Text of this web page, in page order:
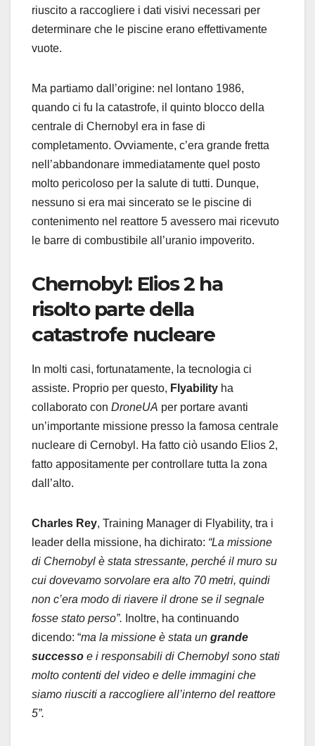
riuscito a raccogliere i dati visivi necessari per
determinare che le piscine erano effettivamente
vuote.
Ma partiamo dall’origine: nel lontano 1986,
quando ci fu la catastrofe, il quinto blocco della
centrale di Chernobyl era in fase di
completamento. Ovviamente, c’era grande fretta
nell’abbandonare immediatamente quel posto
molto pericoloso per la salute di tutti. Dunque,
nessuno si era mai sincerato se le piscine di
contenimento nel reattore 5 avessero mai ricevuto
le barre di combustibile all’uranio impoverito.
Chernobyl: Elios 2 ha
risolto parte della
catastrofe nucleare
In molti casi, fortunatamente, la tecnologia ci
assiste. Proprio per questo, Flyability ha
collaborato con DroneUA per portare avanti
un’importante missione presso la famosa centrale
nucleare di Cernobyl. Ha fatto ciò usando Elios 2,
fatto appositamente per controllare tutta la zona
dall’alto.
Charles Rey, Training Manager di Flyability, tra i
leader della missione, ha dichirato: “La missione
di Chernobyl è stata stressante, perché il muro su
cui dovevamo sorvolare era alto 70 metri, quindi
non c’era modo di riavere il drone se il segnale
fosse stato perso”. Inoltre, ha continuando
dicendo: “ma la missione è stata un grande
successo e i responsabili di Chernobyl sono stati
molto contenti del video e delle immagini che
siamo riusciti a raccogliere all’interno del reattore
5”.